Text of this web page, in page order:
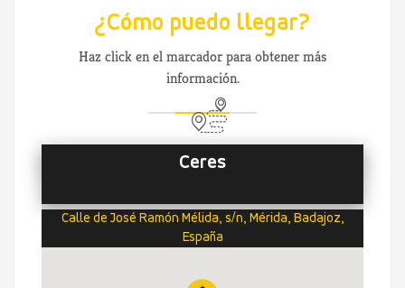
¿Cómo puedo llegar?
Haz click en el marcador para obtener más
información.
Ceres
Calle de José Ramón Mélida, s/n, Mérida, Badajoz,
España